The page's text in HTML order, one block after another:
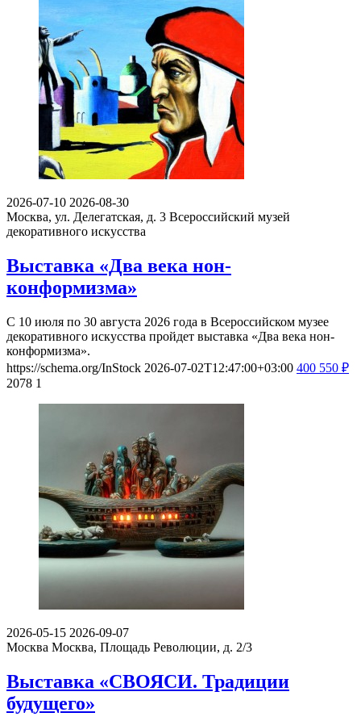
2026-07-10 2026-08-30
Москва, ул. Делегатская, д. 3 Всероссийский музей
декоративного искусства
Выставка «Два века нон-
конформизма»
С 10 июля по 30 августа 2026 года в Всероссийском музее
декоративного искусства пройдет выставка «Два века нон-
конформизма».
https://schema.org/InStock 2026-07-02T12:47:00+03:00 400 550 ₽
2078 1
2026-05-15 2026-09-07
Москва Москва, Площадь Революции, д. 2/3
Выставка «СВОЯСИ. Традиции
будущего»